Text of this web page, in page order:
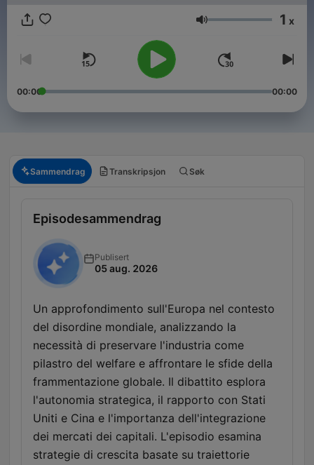
a caldo pochi minuti dopo la chiusura della Borsa.
Volum 1 x
00:00 00:00
Sammendrag Transkripsjon Søk
Episodesammendrag
Publisert
05 aug. 2026
Un approfondimento sull'Europa nel contesto
del disordine mondiale, analizzando la
necessità di preservare l'industria come
pilastro del welfare e affrontare le sfide della
frammentazione globale. Il dibattito esplora
l'autonomia strategica, il rapporto con Stati
Uniti e Cina e l'importanza dell'integrazione
dei mercati dei capitali. L'episodio esamina
strategie di crescita basate su traiettorie